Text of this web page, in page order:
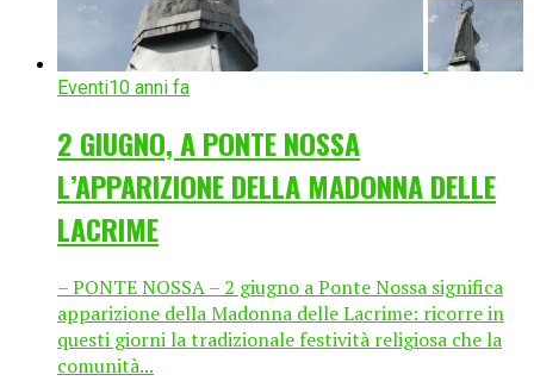
Eventi10 anni fa
2 GIUGNO, A PONTE NOSSA
L’APPARIZIONE DELLA MADONNA DELLE
LACRIME
– PONTE NOSSA – 2 giugno a Ponte Nossa significa
apparizione della Madonna delle Lacrime: ricorre in
questi giorni la tradizionale festività religiosa che la
comunità...